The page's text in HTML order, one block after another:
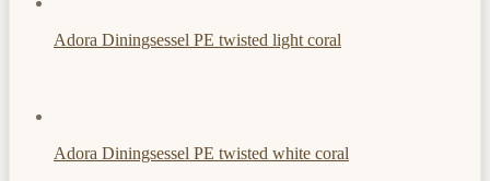
Adora Diningsessel PE twisted light coral
Adora Diningsessel PE twisted white coral